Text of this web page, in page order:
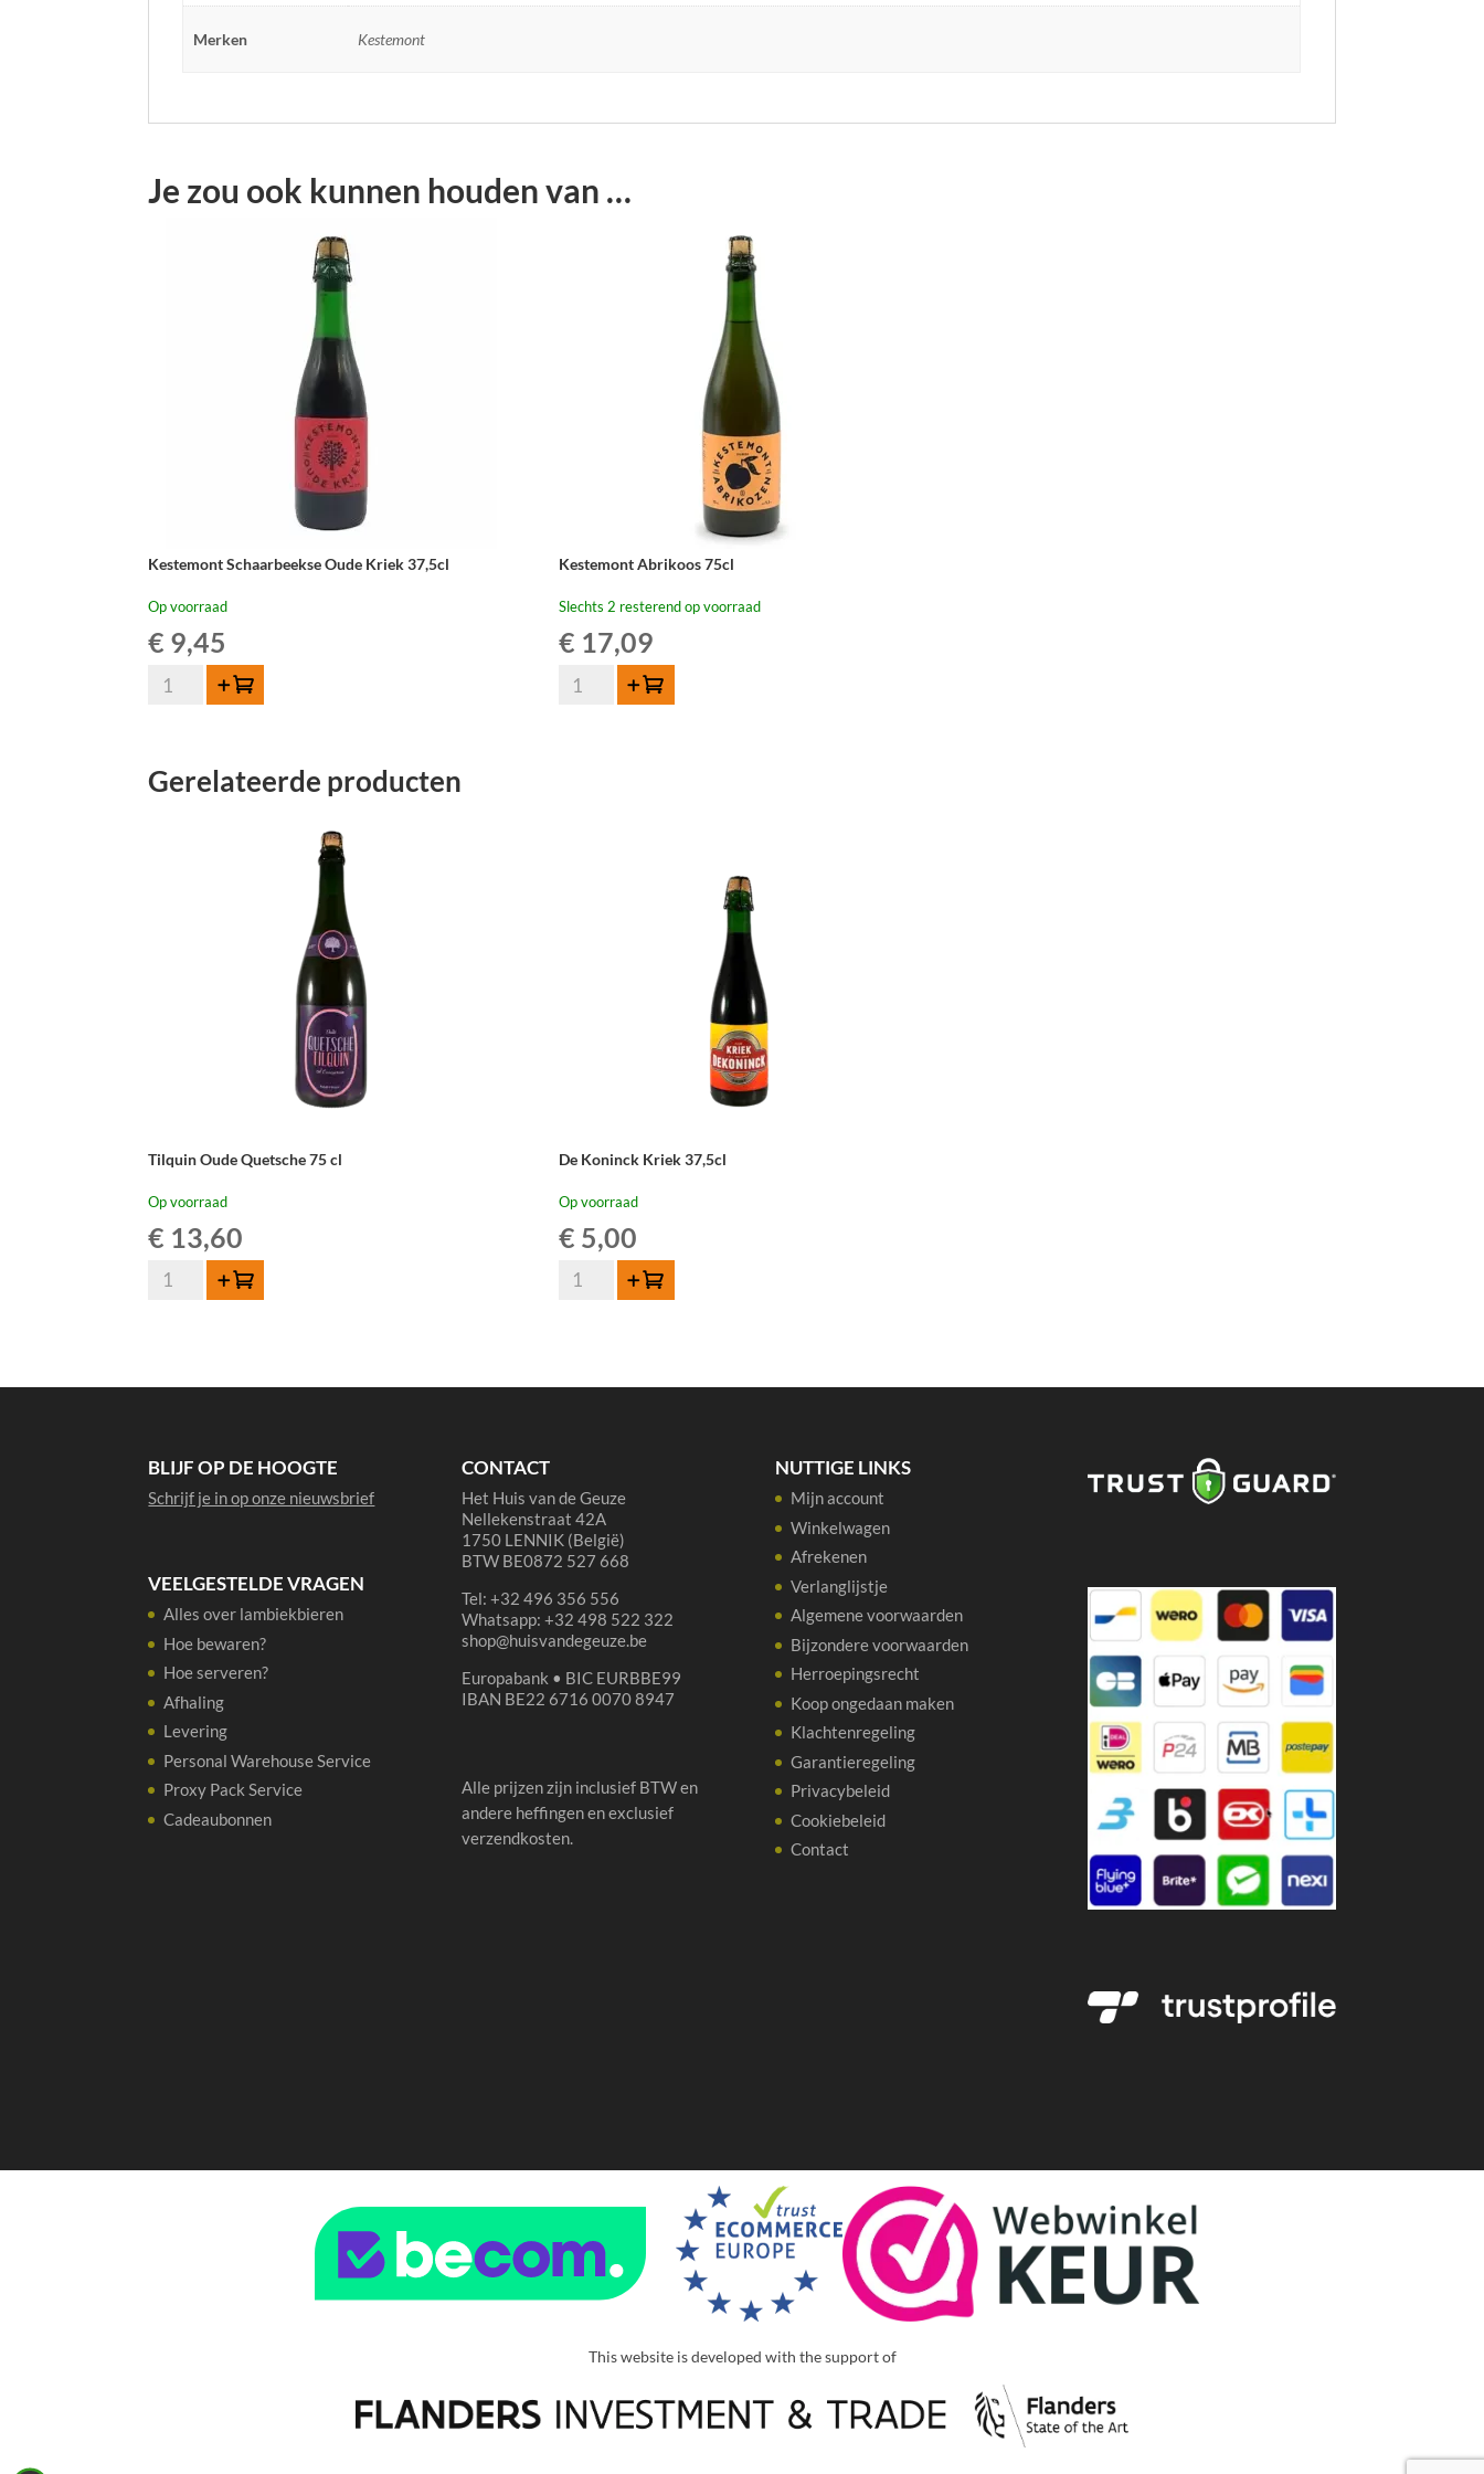
Merken Kestemont
Je zou ook kunnen houden van …
Kestemont Schaarbeekse Oude Kriek 37,5cl
Op voorraad
€ 9,45
Kestemont
Schaarbeekse
37,5cl
Toevoegen
Kestemont Abrikoos 75cl
Slechts 2 resterend op voorraad
€ 17,09
Kestemont
Abrikoos
Toevoegen
Gerelateerde producten
Tilquin Oude Quetsche 75 cl
Op voorraad
€ 13,60
Tilquin
Toevoegen
De Koninck Kriek 37,5cl
Op voorraad
€ 5,00
De
Toevoegen
BLIJF OP DE HOOGTE
Schrijf je in op onze nieuwsbrief
VEELGESTELDE VRAGEN
Alles over lambiekbieren
Hoe bewaren?
Hoe serveren?
Afhaling
Levering
Personal Warehouse Service
Proxy Pack Service
Cadeaubonnen
CONTACT
Het Huis van de Geuze
Nellekenstraat 42A
1750 LENNIK (België)
BTW BE0872 527 668
Tel: +32 496 356 556
Whatsapp: +32 498 522 322
shop@huisvandegeuze.be
Europabank • BIC EURBBE99
IBAN BE22 6716 0070 8947
Alle prijzen zijn inclusief BTW en
andere heffingen en exclusief
verzendkosten.
NUTTIGE LINKS
Mijn account
Winkelwagen
Afrekenen
Verlanglijstje
Algemene voorwaarden
Bijzondere voorwaarden
Herroepingsrecht
Koop ongedaan maken
Klachtenregeling
Garantieregeling
Privacybeleid
Cookiebeleid
Contact
This website is developed with the support of